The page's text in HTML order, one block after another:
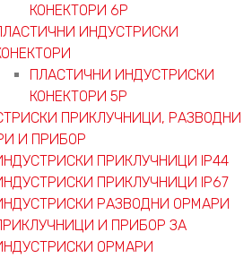
КОНЕКТОРИ 6P
ИНДУСТРИСКИ
ПЛАСТИЧНИ ИНДУСТРИСКИ
КОНЕКТОРИ 5P
ПРИКЛУЧНИЦИ, РАЗВОДНИ
И ПРИБОР
ПРИКЛУЧНИЦИ IP44
ПРИКЛУЧНИЦИ IP67
РАЗВОДНИ ОРМАРИ
И ПРИБОР ЗА
ОРМАРИ